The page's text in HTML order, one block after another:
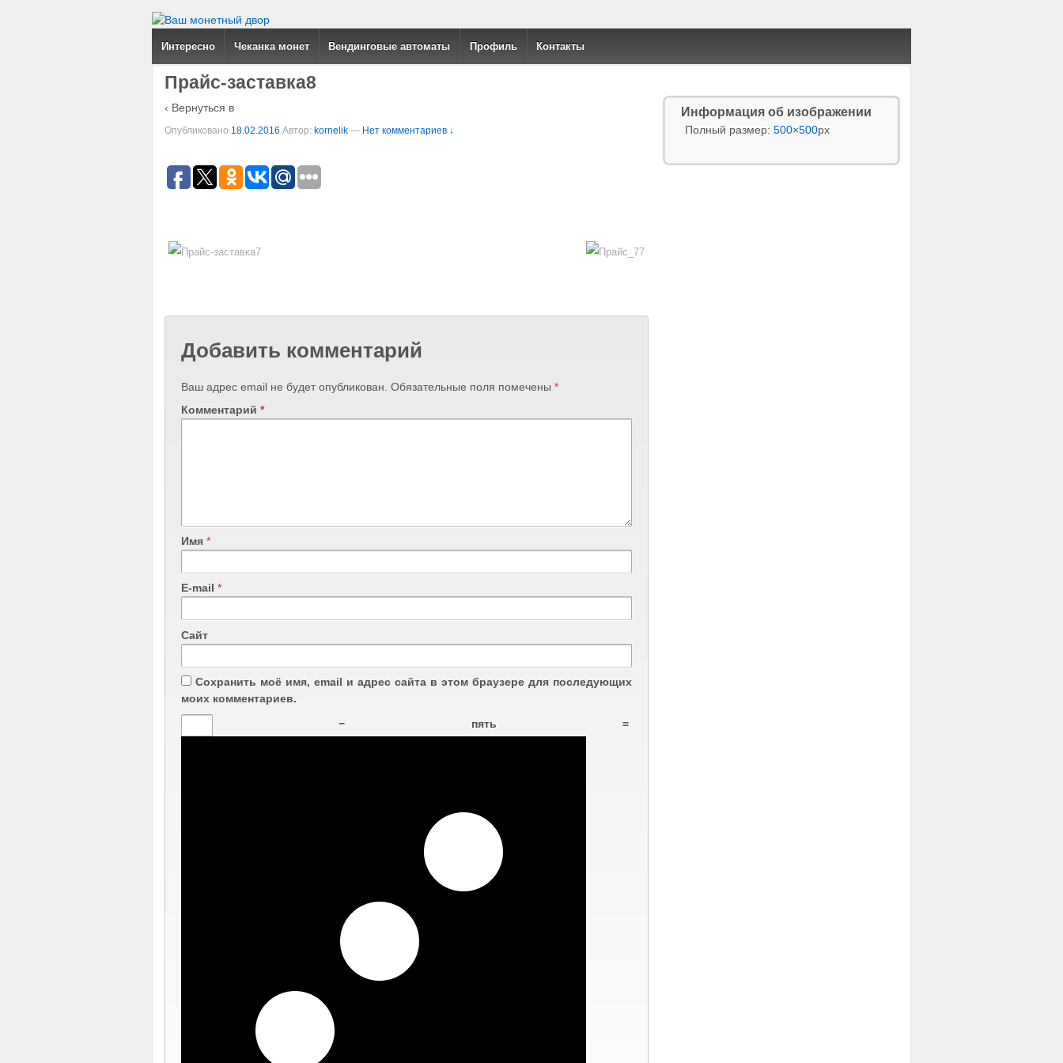
Интересно Чеканка монет Вендинговые автоматы Профиль Контакты
Прайс-заставка8
‹ Вернуться в
Опубликовано 18.02.2016 Автор: kornelik — Нет комментариев ↓
Добавить комментарий
Ваш адрес email не будет опубликован. Обязательные поля помечены *
Комментарий *
Имя *
E-mail *
Сайт
Сохранить моё имя, email и адрес сайта в этом браузере для последующих
моих комментариев.
− пять =
Информация об изображении
Полный размер: 500×500px